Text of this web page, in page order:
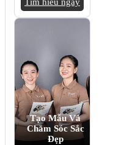
Tạo Mẫu Và
Chăm Sóc Sắc
Đẹp